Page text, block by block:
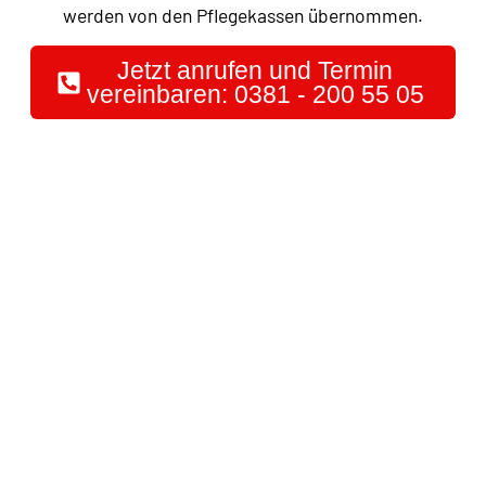
werden von den Pflegekassen übernommen.
Jetzt anrufen und Termin
vereinbaren: 0381 - 200 55 05